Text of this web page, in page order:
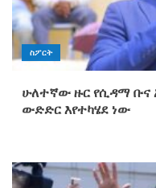
ስፖርት
ሁለተኛው ዙር የሲዳማ ቡና
ውድድር እየተካሄደ ነው